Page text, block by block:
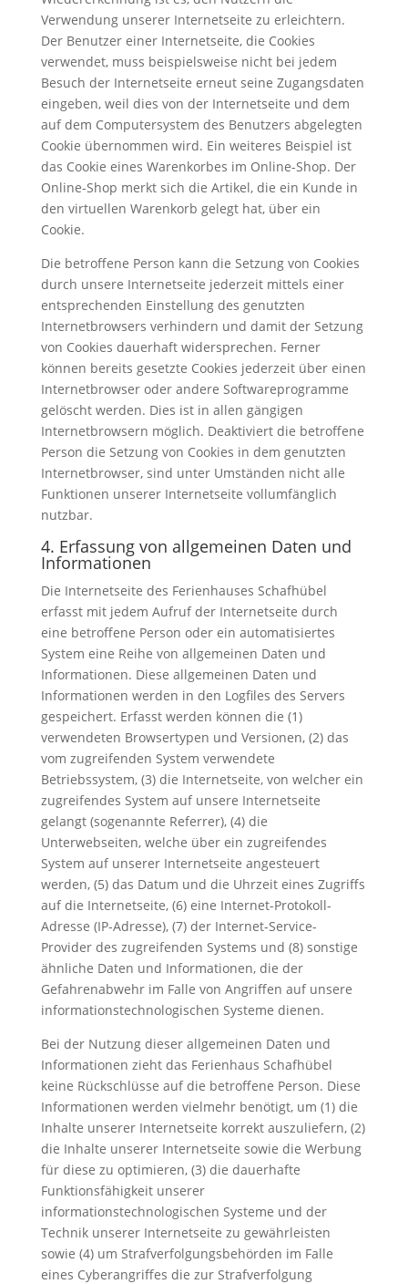
Verwendung unserer Internetseite zu erleichtern.
Der Benutzer einer Internetseite, die Cookies
verwendet, muss beispielsweise nicht bei jedem
Besuch der Internetseite erneut seine Zugangsdaten
eingeben, weil dies von der Internetseite und dem
auf dem Computersystem des Benutzers abgelegten
Cookie übernommen wird. Ein weiteres Beispiel ist
das Cookie eines Warenkorbes im Online-Shop. Der
Online-Shop merkt sich die Artikel, die ein Kunde in
den virtuellen Warenkorb gelegt hat, über ein
Cookie.
Die betroffene Person kann die Setzung von Cookies
durch unsere Internetseite jederzeit mittels einer
entsprechenden Einstellung des genutzten
Internetbrowsers verhindern und damit der Setzung
von Cookies dauerhaft widersprechen. Ferner
können bereits gesetzte Cookies jederzeit über einen
Internetbrowser oder andere Softwareprogramme
gelöscht werden. Dies ist in allen gängigen
Internetbrowsern möglich. Deaktiviert die betroffene
Person die Setzung von Cookies in dem genutzten
Internetbrowser, sind unter Umständen nicht alle
Funktionen unserer Internetseite vollumfänglich
nutzbar.
4. Erfassung von allgemeinen Daten und
Informationen
Die Internetseite des Ferienhauses Schafhübel
erfasst mit jedem Aufruf der Internetseite durch
eine betroffene Person oder ein automatisiertes
System eine Reihe von allgemeinen Daten und
Informationen. Diese allgemeinen Daten und
Informationen werden in den Logfiles des Servers
gespeichert. Erfasst werden können die (1)
verwendeten Browsertypen und Versionen, (2) das
vom zugreifenden System verwendete
Betriebssystem, (3) die Internetseite, von welcher ein
zugreifendes System auf unsere Internetseite
gelangt (sogenannte Referrer), (4) die
Unterwebseiten, welche über ein zugreifendes
System auf unserer Internetseite angesteuert
werden, (5) das Datum und die Uhrzeit eines Zugriffs
auf die Internetseite, (6) eine Internet-Protokoll-
Adresse (IP-Adresse), (7) der Internet-Service-
Provider des zugreifenden Systems und (8) sonstige
ähnliche Daten und Informationen, die der
Gefahrenabwehr im Falle von Angriffen auf unsere
informationstechnologischen Systeme dienen.
Bei der Nutzung dieser allgemeinen Daten und
Informationen zieht das Ferienhaus Schafhübel
keine Rückschlüsse auf die betroffene Person. Diese
Informationen werden vielmehr benötigt, um (1) die
Inhalte unserer Internetseite korrekt auszuliefern, (2)
die Inhalte unserer Internetseite sowie die Werbung
für diese zu optimieren, (3) die dauerhafte
Funktionsfähigkeit unserer
informationstechnologischen Systeme und der
Technik unserer Internetseite zu gewährleisten
sowie (4) um Strafverfolgungsbehörden im Falle
eines Cyberangriffes die zur Strafverfolgung